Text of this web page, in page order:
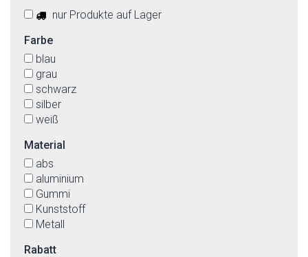
nur Produkte auf Lager
Farbe
blau
grau
schwarz
silber
weiß
Material
abs
aluminium
Gummi
Kunststoff
Metall
Rabatt